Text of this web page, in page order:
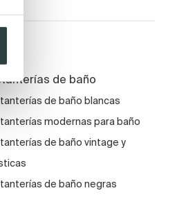
con el que están
wengué sin recargar el
del pelo o la
de baño
de baño blancas
modernas para baño
de baño vintage y
de baño negras